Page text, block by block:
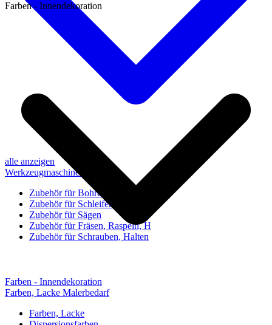
alle anzeigen
Werkzeugmaschinen-Zubehör
Zubehör für Bohren, Bohrhilfen
Zubehör für Schleifen, Poliere
Zubehör für Sägen
Zubehör für Fräsen, Raspeln, H
Zubehör für Schrauben, Halten
Farben - Innendekoration
Farben - Innendekoration
Farben, Lacke Malerbedarf
Farben, Lacke